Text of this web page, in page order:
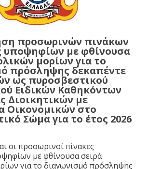
προσωρινών πινάκων
υποψηφίων με φθίνουσα
μορίων για το
πρόσληψης δεκαπέντε
ως πυροσβεστικού
Ειδικών Καθηκόντων
Διοικητικών με
Οικονομικών στο
Σώμα για το έτος 2026
οι προσωρινοί πίνακες
με φθίνουσα σειρά
για το διαγωνισμό πρόσληψης